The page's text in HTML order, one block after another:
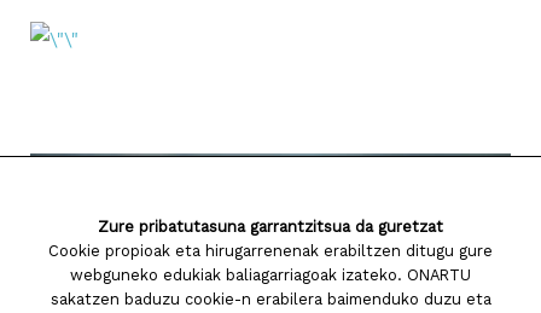
Zure pribatutasuna garrantzitsua da guretzat
Cookie propioak eta hirugarrenenak erabiltzen ditugu gure
webguneko edukiak baliagarriagoak izateko. ONARTU
sakatzen baduzu cookie-n erabilera baimenduko duzu eta